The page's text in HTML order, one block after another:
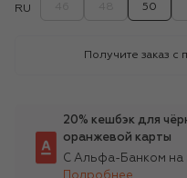
RU 50
Получите заказ с
20% кешбэк для
оранжевой карты
С Альфа-Банком на
Подробнее